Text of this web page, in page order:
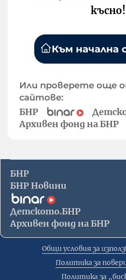
късно!
Към начална
Или проверете още
сайтове:
БНР
Архивен фонд на БНР
БНР
БНР Новини
Детското.БНР
Архивен фонд на БНР
Общи условия за
Политика за
Политика за